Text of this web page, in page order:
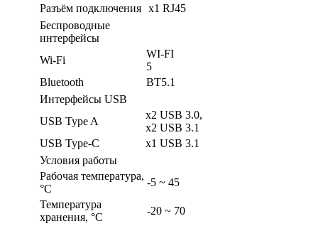
Разъём подключения x1 RJ45
Беспроводные
интерфейсы
Wi-Fi
WI-FI
5
Bluetooth
BT5.1
Интерфейсы USB
USB Type A
x2 USB 3.0,
x2 USB 3.1
USB Type-C
x1 USB 3.1
Условия работы
Рабочая температура,
°C
-5 ~ 45
Температура
хранения, °C
-20 ~ 70